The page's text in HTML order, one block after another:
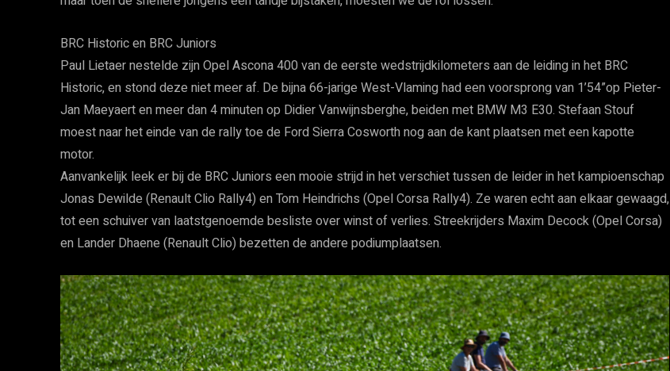
BRC Historic en BRC Juniors
Paul Lietaer nestelde zijn Opel Ascona 400 van de eerste wedstrijdkilometers aan de leiding in het BRC
Historic, en stond deze niet meer af. De bijna 66-jarige West-Vlaming had een voorsprong van 1’54”op Pieter-
Jan Maeyaert en meer dan 4 minuten op Didier Vanwijnsberghe, beiden met BMW M3 E30. Stefaan Stouf
moest naar het einde van de rally toe de Ford Sierra Cosworth nog aan de kant plaatsen met een kapotte
motor.
Aanvankelijk leek er bij de BRC Juniors een mooie strijd in het verschiet tussen de leider in het kampioenschap
Jonas Dewilde (Renault Clio Rally4) en Tom Heindrichs (Opel Corsa Rally4). Ze waren echt aan elkaar gewaagd,
tot een schuiver van laatstgenoemde besliste over winst of verlies. Streekrijders Maxim Decock (Opel Corsa)
en Lander Dhaene (Renault Clio) bezetten de andere podiumplaatsen.